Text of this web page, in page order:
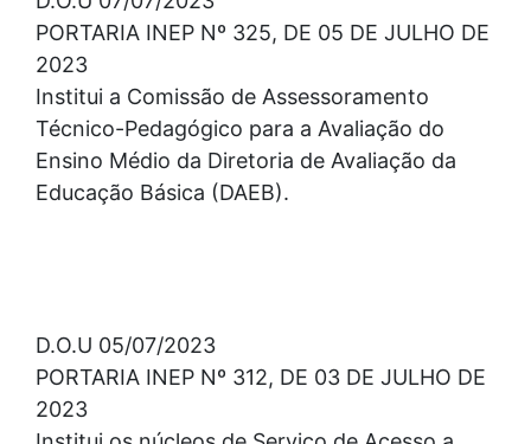
PORTARIA INEP Nº 325, DE 05 DE JULHO DE
2023
Institui a Comissão de Assessoramento
Técnico-Pedagógico para a Avaliação do
Ensino Médio da Diretoria de Avaliação da
Educação Básica (DAEB).
D.O.U 05/07/2023
PORTARIA INEP Nº 312, DE 03 DE JULHO DE
2023